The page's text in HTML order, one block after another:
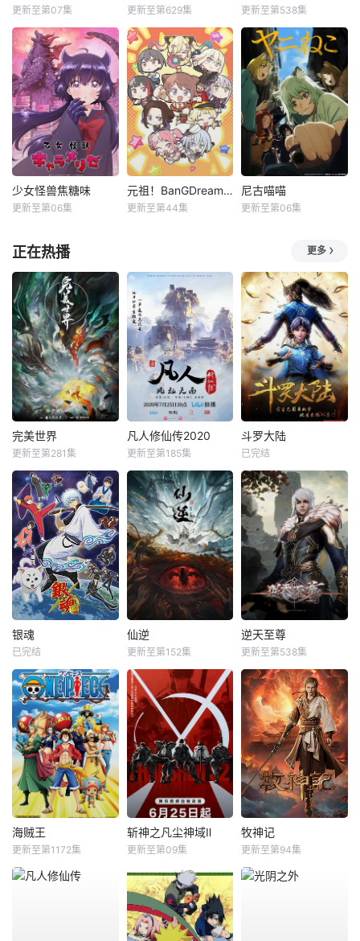
更新至第07集 更新至第629集 更新至第538集
少女怪兽焦糖味
更新至第06集
元祖！BanGDream酱
更新至第44集
尼古喵喵
更新至第06集
正在热播 更多
完美世界
更新至第281集
凡人修仙传2020
更新至第185集
斗罗大陆
已完结
银魂
已完结
仙逆
更新至第152集
逆天至尊
更新至第538集
海贼王
更新至第1172集
斩神之凡尘神域Ⅱ
更新至第09集
牧神记
更新至第94集